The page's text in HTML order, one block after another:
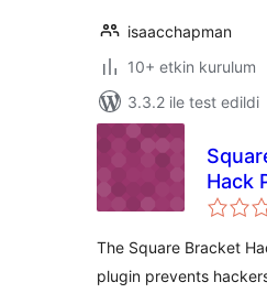
isaacchapman
10+ etkin kurulum
3.3.2 ile test edildi
Hack
The Square Bracket
plugin prevents